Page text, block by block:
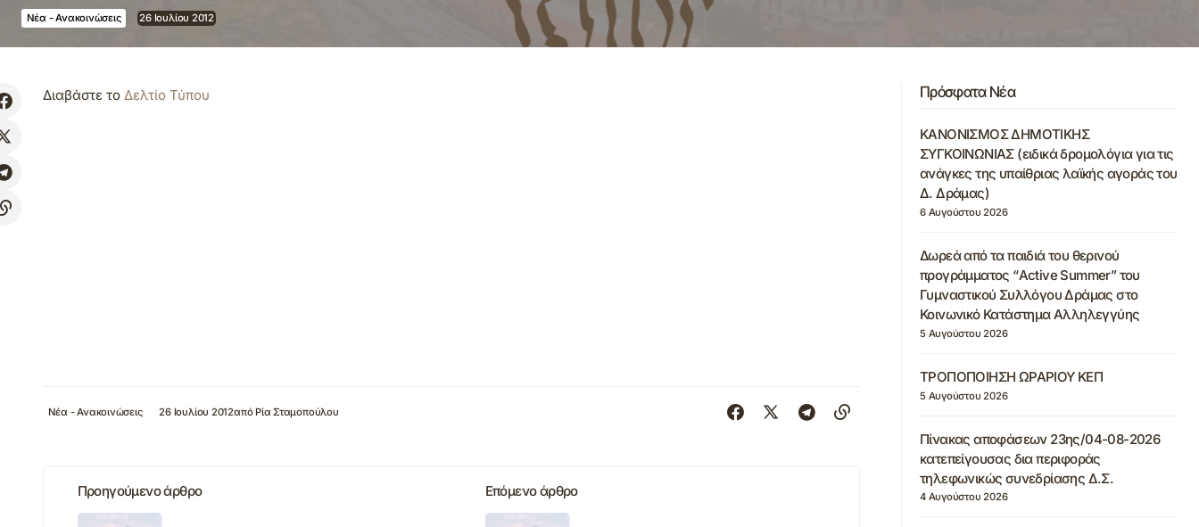
Νέα - Ανακοινώσεις 26 Ιουλίου 2012
Διαβάστε το Δελτίο Τύπου
Νέα - Ανακοινώσεις 26 Ιουλίου 2012από Ρία Σταμοπούλου
Προηγούμενο άρθρο Επόμενο άρθρο
Πρόσφατα Νέα
ΚΑΝΟΝΙΣΜΟΣ ΔΗΜΟΤΙΚΗΣ
ΣΥΓΚΟΙΝΩΝΙΑΣ (ειδικά δρομολόγια για τις
ανάγκες της υπαίθριας λαϊκής αγοράς του
Δ. Δράμας)
6 Αυγούστου 2026
Δωρεά από τα παιδιά του θερινού
προγράμματος “Active Summer” του
Γυμναστικού Συλλόγου Δράμας στο
Κοινωνικό Κατάστημα Αλληλεγγύης
5 Αυγούστου 2026
ΤΡΟΠΟΠΟΙΗΣΗ ΩΡΑΡΙΟΥ ΚΕΠ
5 Αυγούστου 2026
Πίνακας αποφάσεων 23ης/04-08-2026
κατεπείγουσας δια περιφοράς
τηλεφωνικώς συνεδρίασης Δ.Σ.
4 Αυγούστου 2026